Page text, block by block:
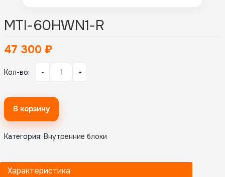
MTI-60HWN1-R
47 300 ₽
Кол-во: - +
В корзину
Категория: Внутренние блоки
Характеристика